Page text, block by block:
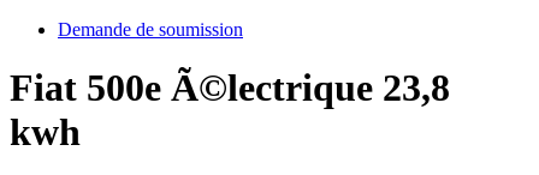
Demande de soumission
Fiat 500e Ã©lectrique 23,8
kwh